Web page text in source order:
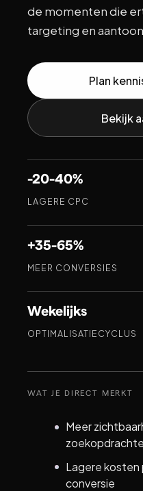
de momenten die
targeting en
Plan
Bekijk
-20-40%
LAGERE CPC
+35-65%
MEER CONVERSIES
Wekelijks
OPTIMALISATIECYCLUS
WAT JE DIRECT MERKT
Meer
Lagere kosten
conversie